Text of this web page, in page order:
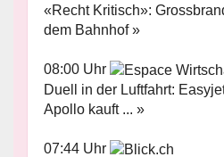
«Recht Kritisch»:
dem Bahnhof »
08:00 Uhr
Duell in der Luftfahrt:
Apollo kauft ... »
07:44 Uhr